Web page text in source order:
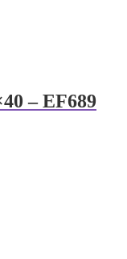
– EF689